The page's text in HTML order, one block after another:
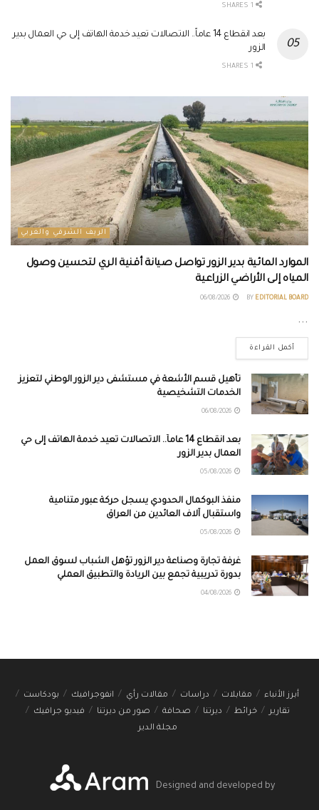
بعد انقطاع 14 عاماً.. الاتصالات تعيد خدمة الهاتف إلى حي العمال بدير
الزور
الريف الشرقي والغربي
الموارد المائية بدير الزور تواصل صيانة أقنية الري لتحسين وصول
المياه إلى الأراضي الزراعية
BY EDITORIAL BOARD
...
أكمل القراءة
تأهيل قسم الأشعة في مستشفى دير الزور الوطني لتعزيز
الخدمات التشخيصية
بعد انقطاع 14 عاماً.. الاتصالات تعيد خدمة الهاتف إلى حي
العمال بدير الزور
منفذ البوكمال الحدودي يسجل حركة عبور متنامية
واستقبال آلاف العائدين من العراق
غرفة تجارة وصناعة دير الزور تؤهل الشباب لسوق العمل
بدورة تدريبية تجمع بين الريادة والتطبيق العملي
أبرز الأنباء مقابلات دراسات مقالات رأي انفوجرافيك
بودكاست
تقارير
خرائط ديرتنا صحافة صور من ديرتنا
فيديو جرافيك
مجلة الدير
Designed and developed by